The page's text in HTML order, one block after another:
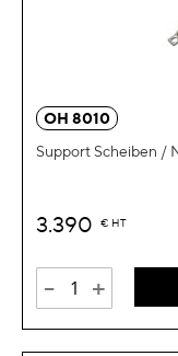
OH 8010
Support Scheiben /
3.390 € HT
- +